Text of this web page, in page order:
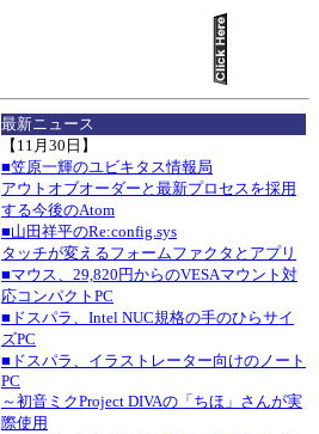
最新ニュース
【11月30日】
■笠原一輝のユビキタス情報局
アウトオブオーダーと最新プロセスを採用
する今後のAtom
■山田祥平のRe:config.sys
タッチが変えるフォームファクタとアプリ
■マウス、29,820円からのVESAマウント対
応コンパクトPC
■ドスパラ、Intel NUC規格の手のひらサイ
ズPC
■ドスパラ、イラストレーター向けのノート
PC
～初音ミクProject DIVAの「ちほ」さんが実
際使用